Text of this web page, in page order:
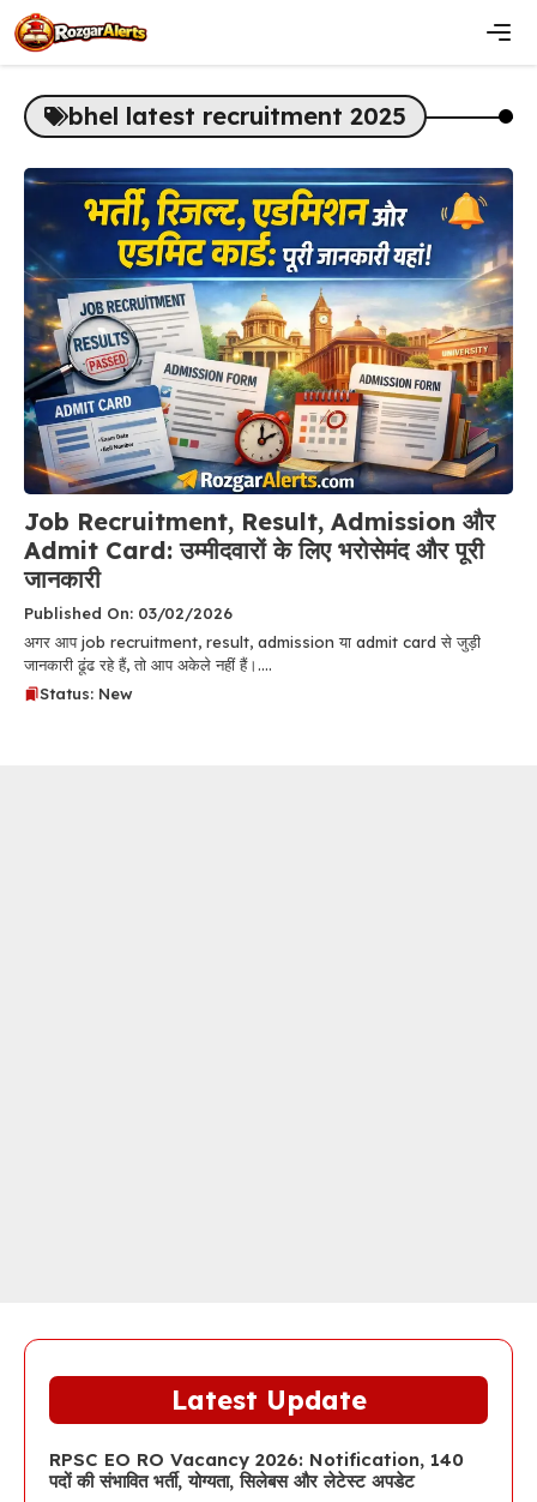
Skip
to
content
bhel latest recruitment 2025
Job Recruitment, Result, Admission और
Admit Card: उम्मीदवारों के लिए भरोसेमंद और पूरी
जानकारी
Published On: 03/02/2026
अगर आप job recruitment, result, admission या admit card से जुड़ी
जानकारी ढूंढ रहे हैं, तो आप अकेले नहीं हैं।....
Status: New
Latest Update
RPSC EO RO Vacancy 2026: Notification, 140
पदों की संभावित भर्ती, योग्यता, सिलेबस और लेटेस्ट अपडेट